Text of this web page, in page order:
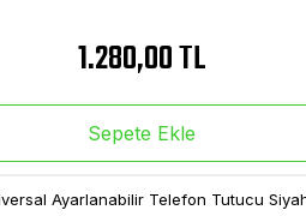
1.280,00 TL
Sepete Ekle